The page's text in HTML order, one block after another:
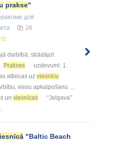
prakse"
для
26
darbībā, strādājot
Prakses
uzdevumi: 1.
attiecas uz viesnīcu
viesu apkalpošanu ...
un viesnīcas
“Jelgava”
"Baltic Beach